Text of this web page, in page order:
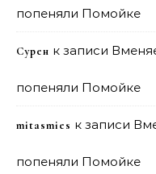
попеняли Помойке
Сурен к записи
попеняли Помойке
mitasmies к записи
попеняли Помойке